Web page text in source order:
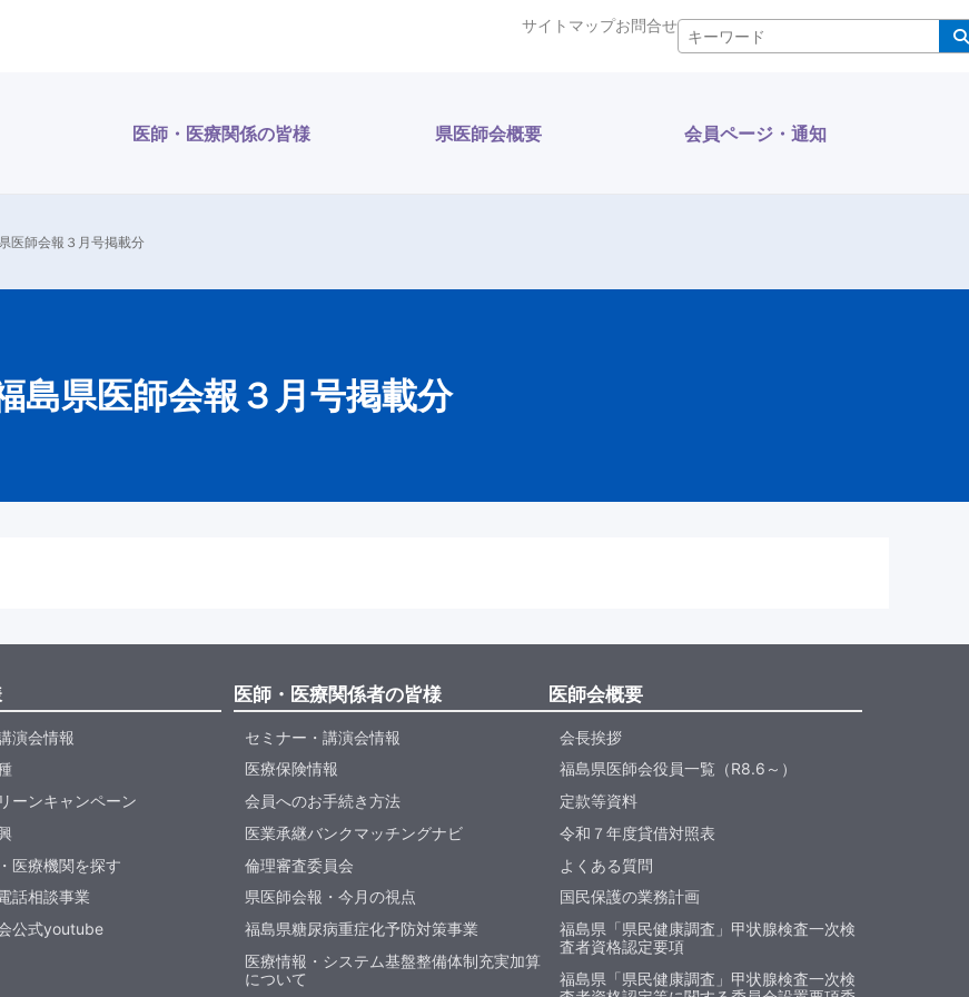
サイトマップお問合せ
検索
医師・医療関係の皆様 県医師会概要 会員ページ・通知
医師会報３月号掲載分
島県医師会報３月号掲載分
演会情報
ーンキャンペーン
医療機関を探す
話相談事業
公式youtube
医師・医療関係者の皆様
セミナー・講演会情報
医療保険情報
会員へのお手続き方法
医業承継バンクマッチングナビ
倫理審査委員会
県医師会報・今月の視点
福島県糖尿病重症化予防対策事業
医療情報・システム基盤整備体制充実加算
について
医師会概要
会長挨拶
福島県医師会役員一覧（R8.6～）
定款等資料
令和７年度貸借対照表
よくある質問
国民保護の業務計画
福島県「県民健康調査」甲状腺検査一次検
査者資格認定要項
福島県「県民健康調査」甲状腺検査一次検